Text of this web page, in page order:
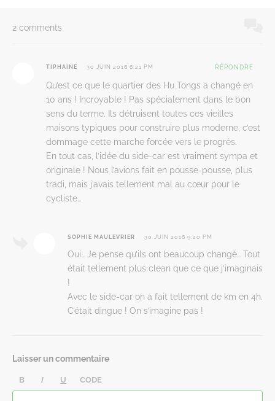
2 comments
TIPHAINE 30 JUIN 2016 6:21 PM RÉPONDRE
Qu’est ce que le quartier des Hu Tongs a changé en
10 ans ! Incroyable ! Pas spécialement dans le bon
sens du terme. Ils détruisent toutes ces vieilles
maisons typiques pour construire plus moderne, c’est
dommage cette marche forcée vers le progrès.
En tout cas, l’idée du side-car est vraiment sympa et
originale ! Nous l’avions fait en pousse-pousse, plus
tradi, mais j’avais tellement mal au cœur pour le
cycliste…
SOPHIE MAULEVRIER 30 JUIN 2016 9:20 PM
Oui… Je pense qu’ils ont beaucoup changé… Tout
était tellement plus clean que ce que j’imaginais
!
Avec le side-car on a fait tellement de km en 4h.
C’était dingue ! On s’imagine pas !
Laisser un commentaire
B I U CODE